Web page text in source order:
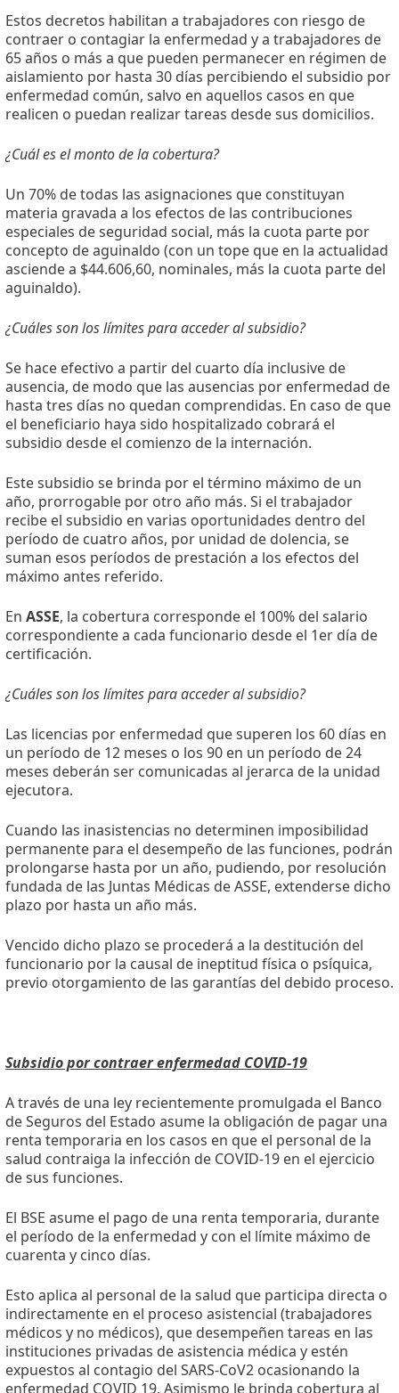
Estos decretos habilitan a trabajadores con riesgo de
contraer o contagiar la enfermedad y a trabajadores de
65 años o más a que pueden permanecer en régimen de
aislamiento por hasta 30 días percibiendo el subsidio por
enfermedad común, salvo en aquellos casos en que
realicen o puedan realizar tareas desde sus domicilios.
¿Cuál es el monto de la cobertura?
Un 70% de todas las asignaciones que constituyan
materia gravada a los efectos de las contribuciones
especiales de seguridad social, más la cuota parte por
concepto de aguinaldo (con un tope que en la actualidad
asciende a $44.606,60, nominales, más la cuota parte del
aguinaldo).
¿Cuáles son los límites para acceder al subsidio?
Se hace efectivo a partir del cuarto día inclusive de
ausencia, de modo que las ausencias por enfermedad de
hasta tres días no quedan comprendidas. En caso de que
el beneficiario haya sido hospitalizado cobrará el
subsidio desde el comienzo de la internación.
Este subsidio se brinda por el término máximo de un
año, prorrogable por otro año más. Si el trabajador
recibe el subsidio en varias oportunidades dentro del
período de cuatro años, por unidad de dolencia, se
suman esos períodos de prestación a los efectos del
máximo antes referido.
En ASSE, la cobertura corresponde el 100% del salario
correspondiente a cada funcionario desde el 1er día de
certificación.
¿Cuáles son los límites para acceder al subsidio?
Las licencias por enfermedad que superen los 60 días en
un período de 12 meses o los 90 en un período de 24
meses deberán ser comunicadas al jerarca de la unidad
ejecutora.
Cuando las inasistencias no determinen imposibilidad
permanente para el desempeño de las funciones, podrán
prolongarse hasta por un año, pudiendo, por resolución
fundada de las Juntas Médicas de ASSE, extenderse dicho
plazo por hasta un año más.
Vencido dicho plazo se procederá a la destitución del
funcionario por la causal de ineptitud física o psíquica,
previo otorgamiento de las garantías del debido proceso.
Subsidio por contraer enfermedad COVID-19
A través de una ley recientemente promulgada el Banco
de Seguros del Estado asume la obligación de pagar una
renta temporaria en los casos en que el personal de la
salud contraiga la infección de COVID-19 en el ejercicio
de sus funciones.
El BSE asume el pago de una renta temporaria, durante
el período de la enfermedad y con el límite máximo de
cuarenta y cinco días.
Esto aplica al personal de la salud que participa directa o
indirectamente en el proceso asistencial (trabajadores
médicos y no médicos), que desempeñen tareas en las
instituciones privadas de asistencia médica y estén
expuestos al contagio del SARS-CoV2 ocasionando la
enfermedad COVID 19. Asimismo le brinda cobertura al